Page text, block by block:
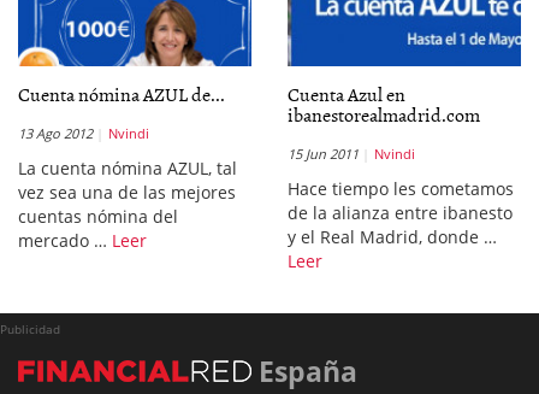
Cuenta nómina AZUL de...
13 Ago 2012 Nvindi
La cuenta nómina AZUL, tal
vez sea una de las mejores
cuentas nómina del
mercado … Leer
Cuenta Azul en
ibanestorealmadrid.com
15 Jun 2011 Nvindi
Hace tiempo les cometamos
de la alianza entre ibanesto
y el Real Madrid, donde …
Leer
Publicidad
España